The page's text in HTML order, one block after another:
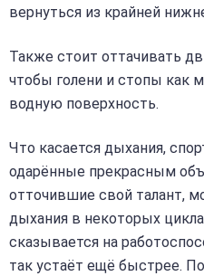
вернуться из крайней
Также стоит оттачивать
чтобы голени и стопы как
водную поверхность.
Что касается дыхания,
одарённые прекрасным
отточившие свой талант,
дыхания в некоторых
сказывается на
так устаёт ещё быстрее.